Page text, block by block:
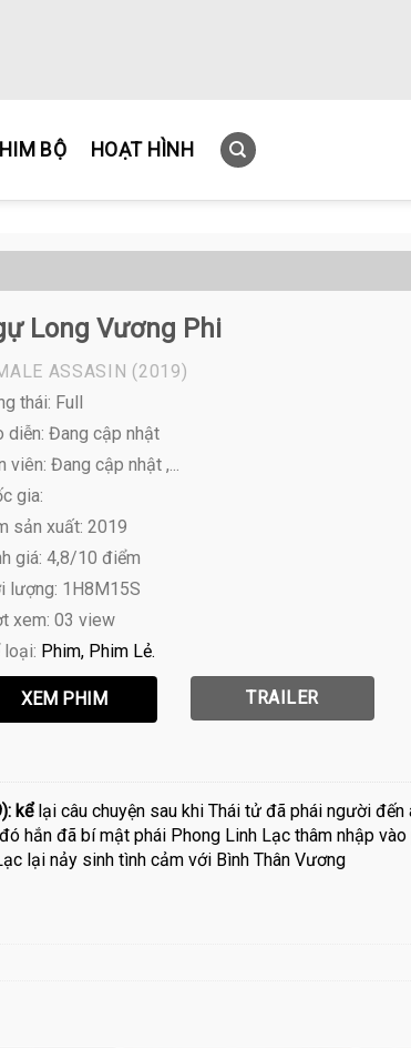
BỘ HOẠT HÌNH
Long Vương Phi
ASSASIN (2019)
thái: Full
diễn: Đang cập nhật
viên: Đang cập nhật ,...
gia:
sản xuất: 2019
giá: 4,8/10 điểm
lượng: 1H8M15S
xem: 03 view
loại: Phim Phim Lẻ
TRAILER
kểlại câu chuyện sau khi Thái tử đã phái người đến
hắn đã bí mật phái Phong Linh Lạc thâm nhập
lại nảy sinh tình cảm với Bình Thân Vương